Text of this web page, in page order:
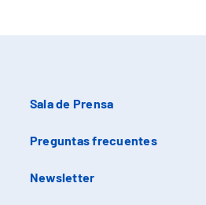
Sala de Prensa
Preguntas frecuentes
Newsletter